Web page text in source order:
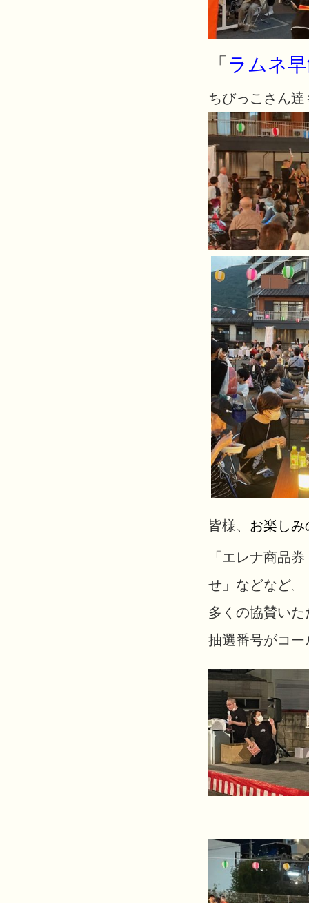
「 ラムネ
ちびっこさん
皆様、 お楽しみ
「エレナ商品
せ」などなど、
多くの協賛い
抽選番号がコ